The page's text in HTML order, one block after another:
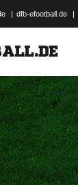
| dfb-efootball.de |